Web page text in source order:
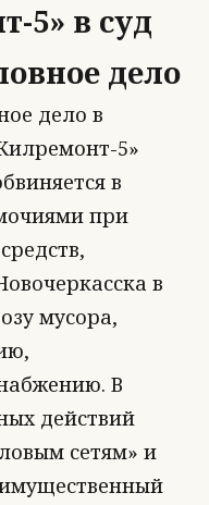
5» в суд
дело
дело в
5»
в
при
в
мусора,
В
действий
сетям» и